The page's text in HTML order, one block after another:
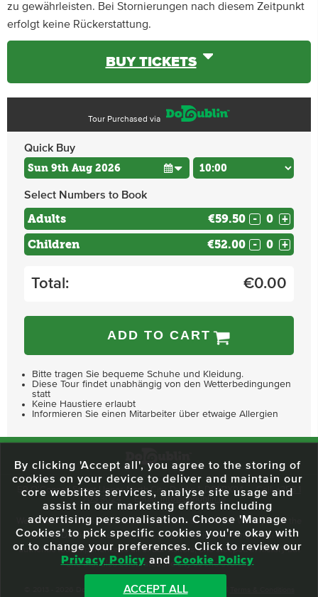
zu gewährleisten. Bei Stornierungen nach diesem Zeitpunkt
erfolgt keine Rückerstattung.
BUY TICKETS
Tour Purchased via
Quick Buy
Select Numbers to Book
Adults €59.50 - +
Children €52.00 - +
Total: €0.00
ADD TO CART
Bitte tragen Sie bequeme Schuhe und Kleidung.
Diese Tour findet unabhängig von den Wetterbedingungen
statt
Keine Haustiere erlaubt
Informieren Sie einen Mitarbeiter über etwaige Allergien
59 O'Connell Street Upper, North City, Dublin 1, D01 RX04 Call:+353 1
703 3024
Email: info@dodublin.ie
We've been entertaining visitors to our town since 1988. We're part of the
fabric of Dublin City and we take great pride in delivering a real and
authentic tour experience to all of our visitors, one steeped in history but
one that also celebrates the city as she evolves.
© 2013 - 2026 DoDublin. All Rights Reserved.
By clicking 'Accept all', you agree to the storing of
cookies on your device to deliver and maintain our
core websites services, analyse site usage and
assist in our marketing efforts including
advertising personalisation. Choose 'Manage
Cookies' to pick specific cookies you're okay with
or to change your preferences. Click to review our
Privacy Policy and Cookie Policy
ACCEPT ALL